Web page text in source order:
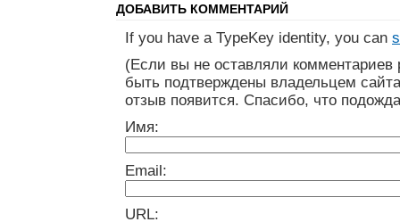
ДОБАВИТЬ КОММЕНТАРИЙ
If you have a TypeKey identity, you can
(Если вы не оставляли
быть подтверждены владельцем
отзыв появится. Спасибо, что
Имя:
Email:
URL: